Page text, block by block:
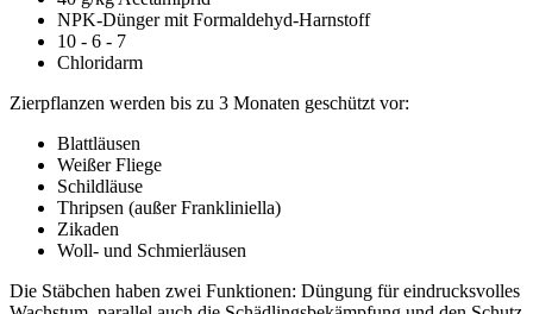
NPK-Dünger mit Formaldehyd-Harnstoff
10 - 6 - 7
Chloridarm
Zierpflanzen werden bis zu 3 Monaten geschützt vor:
Blattläusen
Weißer Fliege
Schildläuse
Thripsen (außer Frankliniella)
Zikaden
Woll- und Schmierläusen
Die Stäbchen haben zwei Funktionen: Düngung für eindrucksvolles